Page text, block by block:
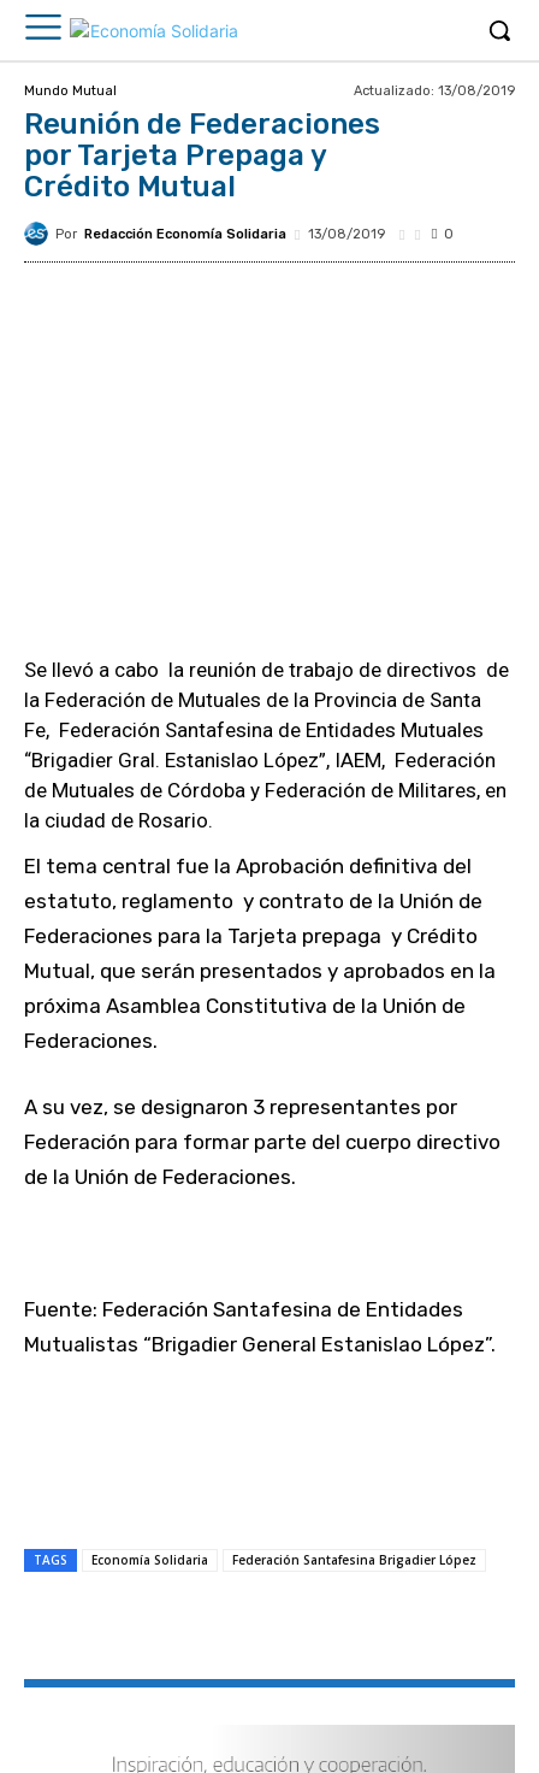
Mundo Mutual Actualizado: 13/08/2019
Reunión de Federaciones
por Tarjeta Prepaga y
Crédito Mutual
Por Redacción Economía Solidaria 13/08/2019 0
Se llevó a cabo la reunión de trabajo de directivos de
la Federación de Mutuales de la Provincia de Santa
Fe, Federación Santafesina de Entidades Mutuales
“Brigadier Gral. Estanislao López”, IAEM, Federación
de Mutuales de Córdoba y Federación de Militares, en
la ciudad de Rosario.
El tema central fue la Aprobación definitiva del
estatuto, reglamento y contrato de la Unión de
Federaciones para la Tarjeta prepaga y Crédito
Mutual, que serán presentados y aprobados en la
próxima Asamblea Constitutiva de la Unión de
Federaciones.
A su vez, se designaron 3 representantes por
Federación para formar parte del cuerpo directivo
de la Unión de Federaciones.
Fuente: Federación Santafesina de Entidades
Mutualistas “Brigadier General Estanislao López”.
TAGS Economía Solidaria Federación Santafesina Brigadier López